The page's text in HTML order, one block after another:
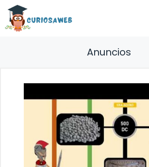
Saltar
contenido
Anuncios